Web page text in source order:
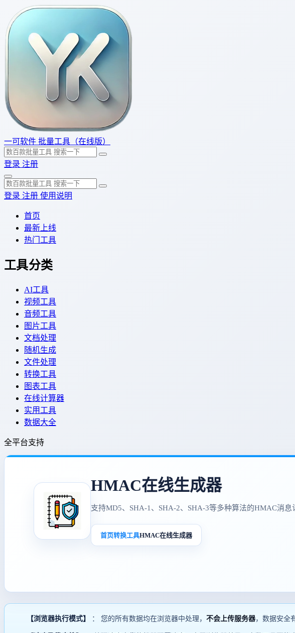
一可软件 批量工具（在线版）
登录 注册
登录 注册 使用说明
首页
最新上线
热门工具
工具分类
AI工具
视频工具
音频工具
图片工具
文档处理
随机生成
文件处理
转换工具
图表工具
在线计算器
实用工具
数据大全
全平台支持
HMAC在线生成器
支持MD5、SHA-1、SHA-2、SHA-3等多种算法的HMAC消息
首页转换工具HMAC在线生成器
【浏览器执行模式】 ： 您的所有数据均在浏览器中处理， 不会上传服务器，数据安全